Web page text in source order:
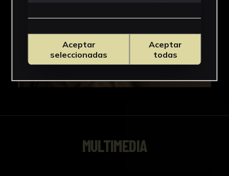
MULTIMEDIA
Aceptar
seleccionadas
Aceptar
todas